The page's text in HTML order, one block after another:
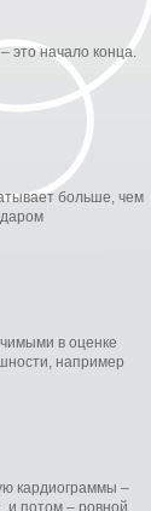
это начало конца.
больше, чем
в оценке
например
кардиограммы –
и потом – ровной